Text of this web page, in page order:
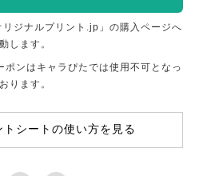
ジナルプリント.jp」の購入ページへ
します。
ポンはキャラぴたでは使用不可となっ
ります。
トシートの使い方を見る